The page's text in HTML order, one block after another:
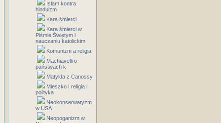
Islam kontra
hinduizm
Kara śmierci
Kara śmierci w
Piśmie Świętym i
nauczaniu katolickim
Komunizm a religia
Machiavelli o
państwach k
Matylda z Canossy
Mieszko I religia i
polityka
Neokonserwatyzm
w USA
Neopoganizm w